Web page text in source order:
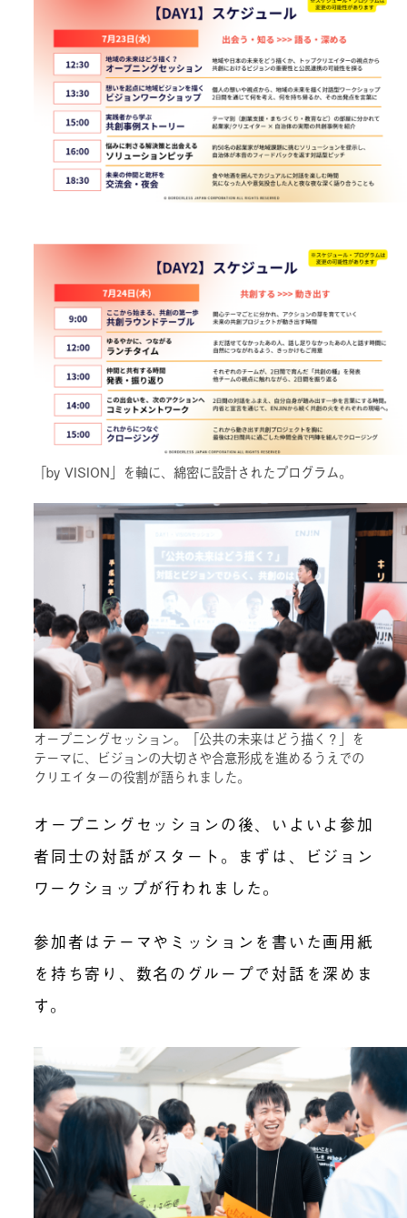
「by VISION」を軸に、綿密に設計されたプログラム。
オープニングセッション。「公共の未来はどう描く？」を
テーマに、ビジョンの大切さや合意形成を進めるうえでの
クリエイターの役割が語られました。
オープニングセッションの後、いよいよ参加
者同士の対話がスタート。まずは、ビジョン
ワークショップが行われました。
参加者はテーマやミッションを書いた画用紙
を持ち寄り、数名のグループで対話を深めま
す。